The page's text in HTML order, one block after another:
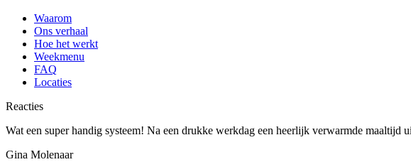
Waarom
Ons verhaal
Hoe het werkt
Weekmenu
FAQ
Locaties
Reacties
Wat een super handig systeem! Na een drukke werkdag een heerlijk verwarmde maaltijd
Gina Molenaar